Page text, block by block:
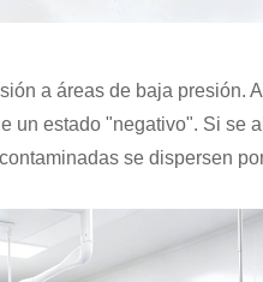
a áreas de baja presión.
un estado "negativo". Si se
se dispersen